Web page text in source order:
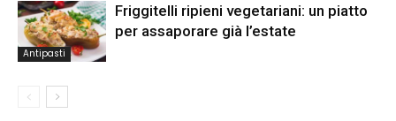
Antipasti
Friggitelli ripieni vegetariani: un piatto
per assaporare già l’estate